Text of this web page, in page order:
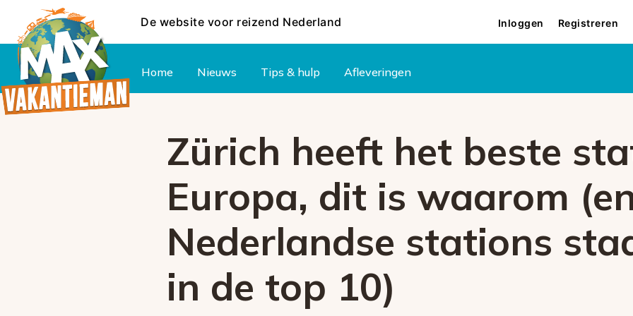
De website voor reizend Nederland Inloggen Registreren
Home Nieuws Tips & hulp Afleveringen
Zürich heeft het beste
Europa, dit is waarom
Nederlandse stations
in de top 10)